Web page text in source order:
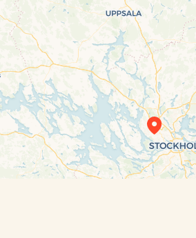
Travelers’ Map is
If you see this after your page
completely, leafletJS files are